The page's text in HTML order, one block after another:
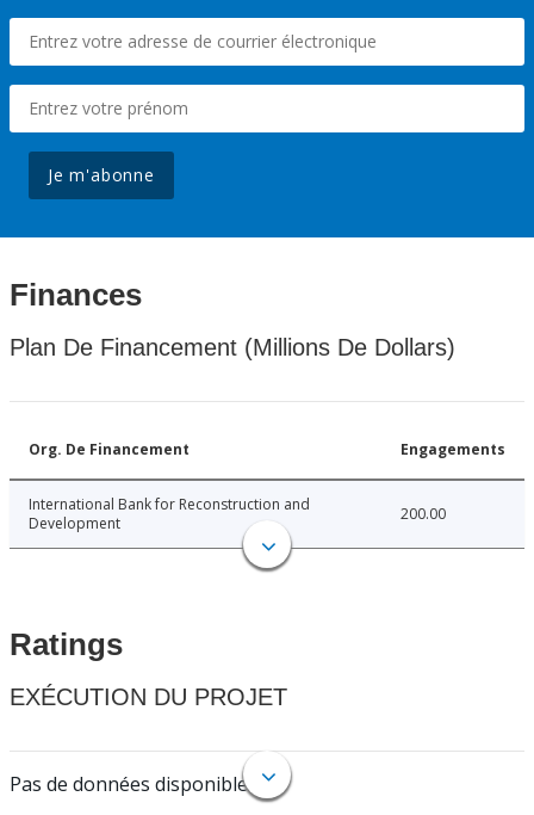
Je m'abonne
Finances
Plan De Financement (Millions De Dollars)
Org. De Financement Engagements
International Bank for Reconstruction and
Development
200.00
Ratings
EXÉCUTION DU PROJET
Pas de données disponibles.